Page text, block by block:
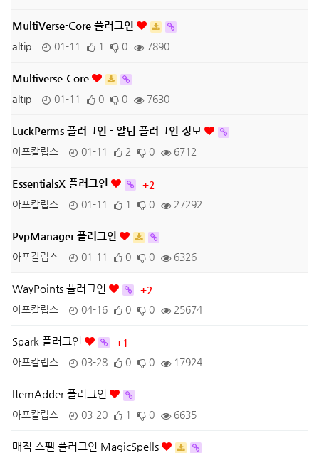
MultiVerse-Core 플러그인
altip 01-11 1 0 7890
Multiverse-Core
altip 01-11 0 0 7630
LuckPerms 플러그인 - 알팁 플러그인 정보
아포칼립스 01-11 2 0 6712
EssentialsX 플러그인
+2
아포칼립스
01-11 1 0 27292
PvpManager 플러그인
아포칼립스 01-11 0 0 6326
WayPoints 플러그인
+2
아포칼립스
04-16 0 0 25674
Spark 플러그인
+1
아포칼립스
03-28 0 0 17924
ItemAdder 플러그인
아포칼립스 03-20 1 0 6635
매직 스펠 플러그인 MagicSpells